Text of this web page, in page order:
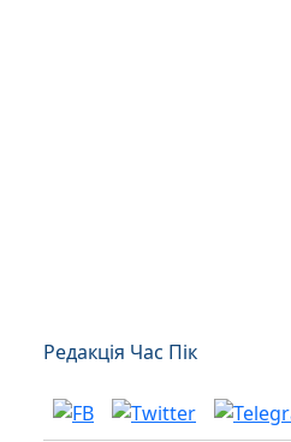
Редакція Час Пік